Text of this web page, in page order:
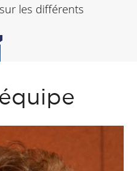
les différents